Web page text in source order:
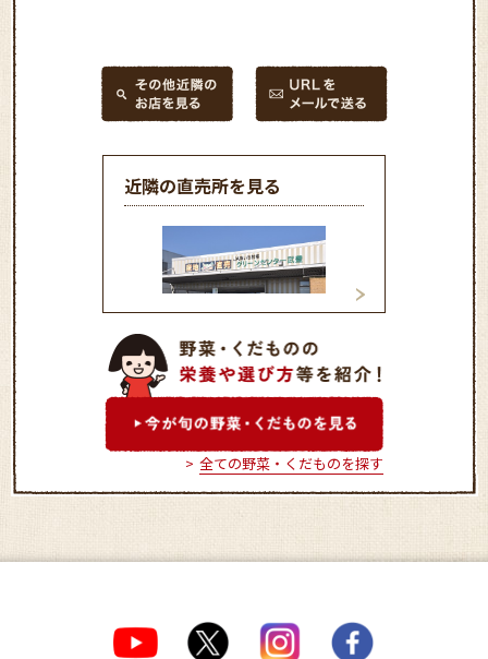
近隣の直売所を見る
グリーンセンター武豊 グリーンセンタ
全ての野菜・くだものを探す